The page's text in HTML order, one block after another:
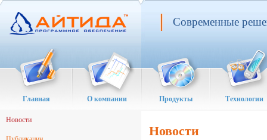
Современные
Главная О компании Продукты Технологии
Новости
Новости